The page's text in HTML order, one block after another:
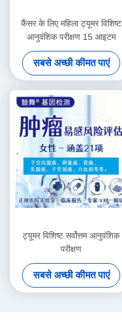
कैंसर के लिए महिला ट्यूमर विशिष्ट
आनुवंशिक परीक्षण 15 आइटम
सबसे अच्छी कीमत पाएं
ट्यूमर विशिष्ट सर्वोत्तम आनुवंशिक
परीक्षण
सबसे अच्छी कीमत पाएं